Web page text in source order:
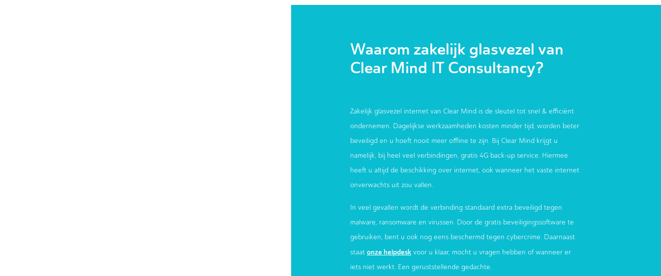
Waarom zakelijk glasvezel van
Clear Mind IT Consultancy?
Zakelijk glasvezel internet van Clear Mind is de sleutel tot snel & efficiënt
ondernemen. Dagelijkse werkzaamheden kosten minder tijd, worden beter
beveiligd en u hoeft nooit meer offline te zijn. Bij Clear Mind krijgt u
namelijk, bij heel veel verbindingen, gratis 4G back-up service. Hiermee
heeft u altijd de beschikking over internet, ook wanneer het vaste internet
onverwachts uit zou vallen.
In veel gevallen wordt de verbinding standaard extra beveiligd tegen
malware, ransomware en virussen. Door de gratis beveiligingssoftware te
gebruiken, bent u ook nog eens beschermd tegen cybercrime. Daarnaast
staat onze helpdesk voor u klaar, mocht u vragen hebben of wanneer er
iets niet werkt. Een geruststellende gedachte.